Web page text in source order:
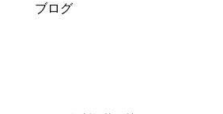
ブログ